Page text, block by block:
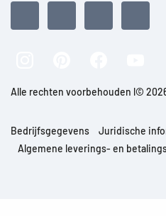
Alle rechten voorbehouden l©
Bedrijfsgegevens Juridische
Algemene leverings- en